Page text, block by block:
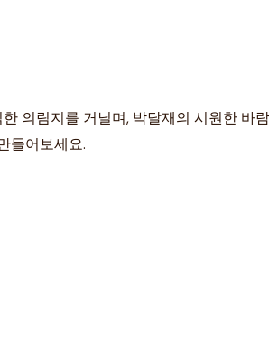
의림지를 거닐며, 박달재의 시원한 바
들어보세요.